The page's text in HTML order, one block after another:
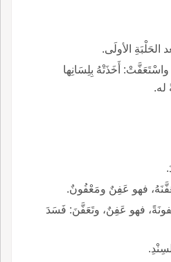
الحَلْبَةِ الأولَى.
واسْتَعَفَّتْ: أَخَذَتْهُ بِلِسَانِها
له.
فهو عَفِنٌ ومَعْفُونٌ.
فهو عَفِنٌ، وتَعَفَّنَ: فَسَدَ